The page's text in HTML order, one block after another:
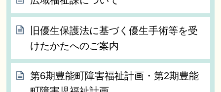
旧優生保護法に基づく優生手術等を受
けたかたへのご案内
第6期豊能町障害福祉計画・第2期豊能